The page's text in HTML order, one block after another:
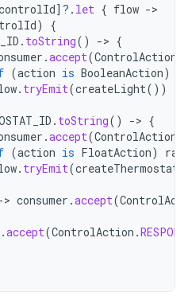
]?. let { flow ->
)
{
. toString() -> {
.accept(ControlAction
(action is BooleanAction)
. tryEmit(createLight())
. toString() -> {
.accept(ControlAction
(action is FloatAction)
. tryEmit(createThermostat
> consumer .accept(
.accept(ControlAction .